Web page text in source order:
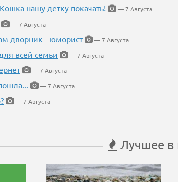
нашу детку покачать!
— 7 Августа
— 7 Августа
дворник - юморист
— 7 Августа
всей семьи
— 7 Августа
— 7 Августа
— 7 Августа
— 7 Августа
Лучшее в